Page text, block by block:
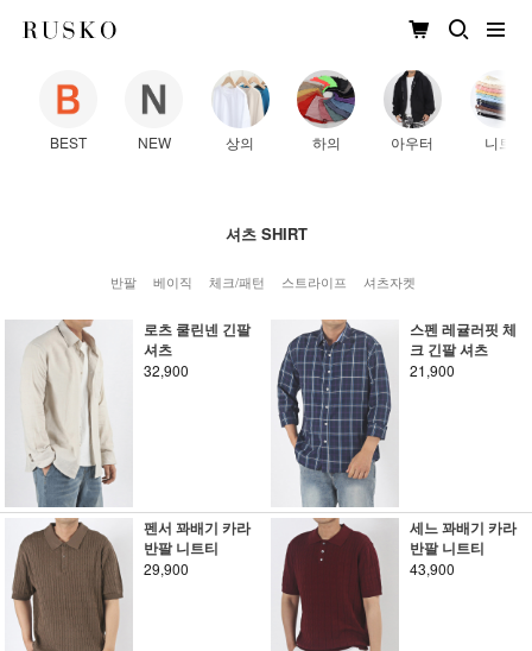
BEST NEW 상의 하의 아우터 니트
셔츠 SHIRT
반팔 베이직 체크/패턴 스트라이프 셔츠자켓
로츠 쿨린넨 긴팔
셔츠
32,900
스펜 레귤러핏 체
크 긴팔 셔츠
21,900
펜서 꽈배기 카라
반팔 니트티
29,900
세느 꽈배기 카라
반팔 니트티
43,900